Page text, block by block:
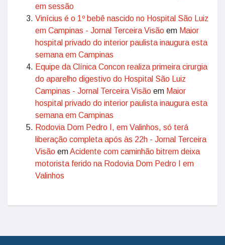
em sessão
Vinícius é o 1º bebê nascido no Hospital São Luiz
em Campinas - Jornal Terceira Visão em Maior
hospital privado do interior paulista inaugura esta
semana em Campinas
Equipe da Clínica Concon realiza primeira cirurgia
do aparelho digestivo do Hospital São Luiz
Campinas - Jornal Terceira Visão em Maior
hospital privado do interior paulista inaugura esta
semana em Campinas
Rodovia Dom Pedro I, em Valinhos, só terá
liberação completa após às 22h - Jornal Terceira
Visão emAcidente com caminhão bitrem deixa
motorista ferido na Rodovia Dom Pedro I em
Valinhos